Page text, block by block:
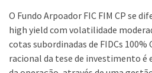
O Fundo Arpoador FIC FIM CP se
high yield com volatilidade
cotas subordinadas de FIDCs 100%
racional da tese de investimento é